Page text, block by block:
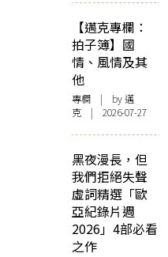
【邁克專欄：
拍子簿】國
情、風情及其
他
專欄 | by邁
克 | 2026-07-27
黑夜漫長，但
我們拒絕失聲
虛詞精選「歐
亞紀錄片週
2026」4部必看
之作